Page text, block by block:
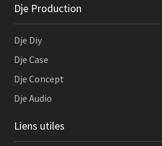
Dje Production
Dje Diy
Dje Case
Dje Concept
Dje Audio
Liens utiles